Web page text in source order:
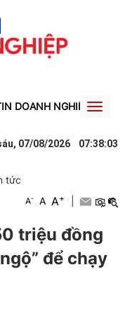
DOANH NGHIỆP Toggle
về cổ đông không kiểm
07/08/2026 07:38:03
tức
A- A A+
triệu đồng
để chạy